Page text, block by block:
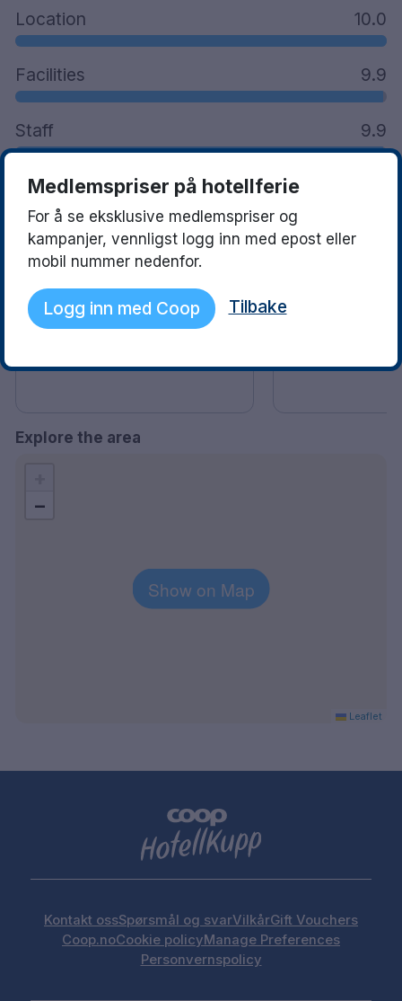
Location 10.0
Facilities 9.9
Staff 9.9
See what they love Read more
Malin
03 December 2025
Fantastisk Hotell och
upplevelse:) kommer boka igen
Explore the area
Show on Map
−
Leaflet
Medlemspriser på hotellferie
For å se eksklusive medlemspriser og
kampanjer, vennligst logg inn med epost eller
mobil nummer nedenfor.
Logg inn med Coop Tilbake
Kontakt ossSpørsmål og svarVilkårGift Vouchers
Coop.noCookie policyManage Preferences
Personvernspolicy